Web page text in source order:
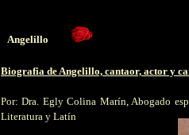
Angelillo
Biografia de Angelillo, cantaor, actor y
Por: Dra. Egly Colina Marín, Abogado
Literatura y Latín